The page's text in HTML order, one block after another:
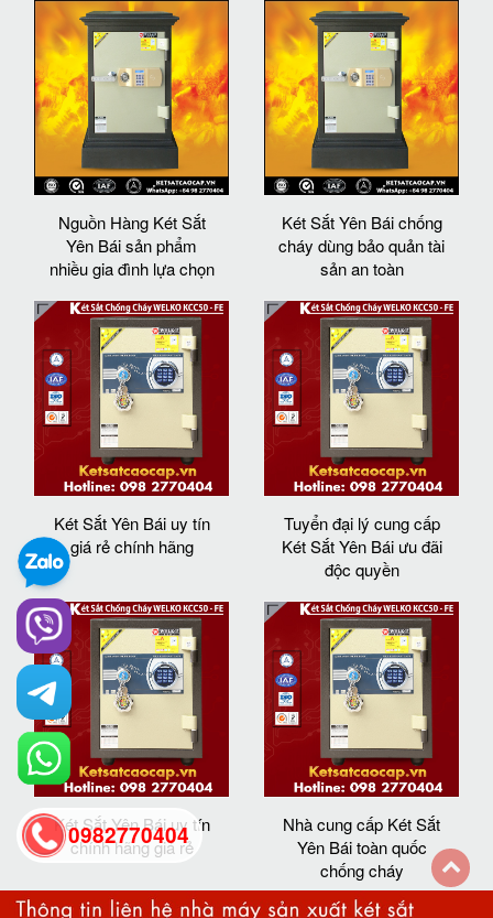
Nguồn Hàng Két Sắt
Yên Bái sản phẩm
nhiều gia đình lựa chọn
Két Sắt Yên Bái chống
cháy dùng bảo quản tài
sản an toàn
Két Sắt Yên Bái uy tín
giá rẻ chính hãng
Tuyển đại lý cung cấp
Két Sắt Yên Bái ưu đãi
độc quyền
Két Sắt Yên Bái uy tín
chính hãng giá rẻ
Nhà cung cấp Két Sắt
Yên Bái toàn quốc
chống cháy
0982770404